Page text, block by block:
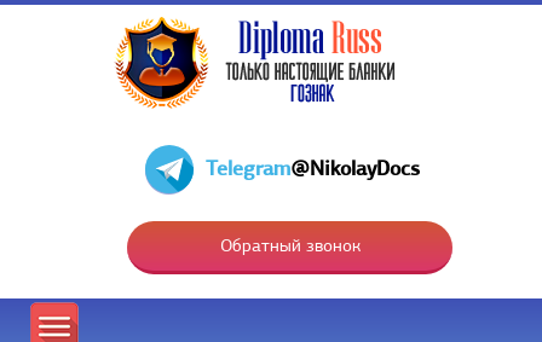
Telegram@NikolayDocs
Обратный звонок